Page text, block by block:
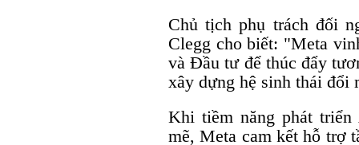
Chủ tịch phụ trách đối
Clegg cho biết: "Meta
và Đầu tư để thúc đẩy
xây dựng hệ sinh thái đổi
Khi tiềm năng phát
mẽ, Meta cam kết hỗ trợ